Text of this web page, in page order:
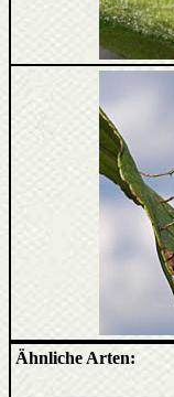
Ähnliche Arten: